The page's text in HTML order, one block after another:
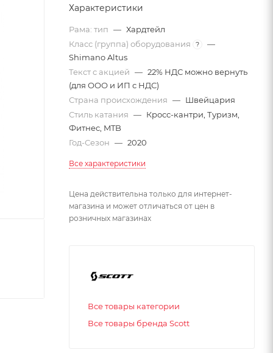
Характеристики
Рама: тип — Хардтейл
Класс (группа) оборудования
?
—
Shimano Altus
Текст с акцией — 22% НДС можно вернуть
(для ООО и ИП с НДС)
Страна происхождения — Швейцария
Стиль катания — Кросс-кантри, Туризм,
Фитнес, MTB
Год-Сезон — 2020
Все характеристики
Цена действительна только для интернет-
магазина и может отличаться от цен в
розничных магазинах
Все товары категории
Все товары бренда Scott